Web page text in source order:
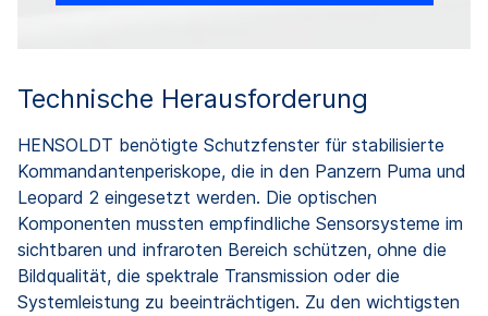
Technische Herausforderung
HENSOLDT benötigte Schutzfenster für stabilisierte
Kommandantenperiskope, die in den Panzern Puma und
Leopard 2 eingesetzt werden. Die optischen
Komponenten mussten empfindliche Sensorsysteme im
sichtbaren und infraroten Bereich schützen, ohne die
Bildqualität, die spektrale Transmission oder die
Systemleistung zu beeinträchtigen. Zu den wichtigsten